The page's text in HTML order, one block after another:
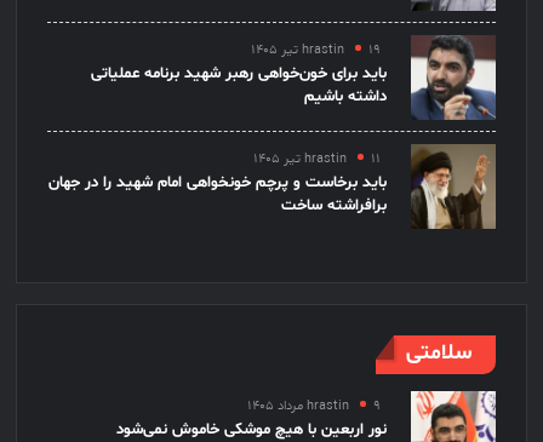
hrastin ۱۹ تیر ۱۴۰۵
باید برای خون‌خواهی رهبر شهید برنامه عملیاتی
داشته باشیم
hrastin ۱۱ تیر ۱۴۰۵
باید برخاست و پرچم خونخواهی امام شهید را در جهان
برافراشته ساخت
سلامتی
hrastin ۹ مرداد ۱۴۰۵
نور اربعین با هیچ موشکی خاموش نمی‌شود